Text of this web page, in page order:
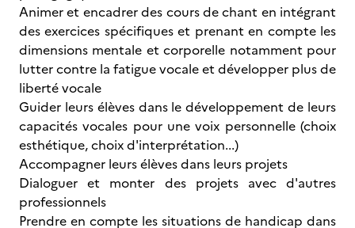
Animer et encadrer des cours de chant en intégrant
des exercices spécifiques et prenant en compte les
dimensions mentale et corporelle notamment pour
lutter contre la fatigue vocale et développer plus de
liberté vocale
Guider leurs élèves dans le développement de leurs
capacités vocales pour une voix personnelle (choix
esthétique, choix d'interprétation...)
Accompagner leurs élèves dans leurs projets
Dialoguer et monter des projets avec d'autres
professionnels
Prendre en compte les situations de handicap dans